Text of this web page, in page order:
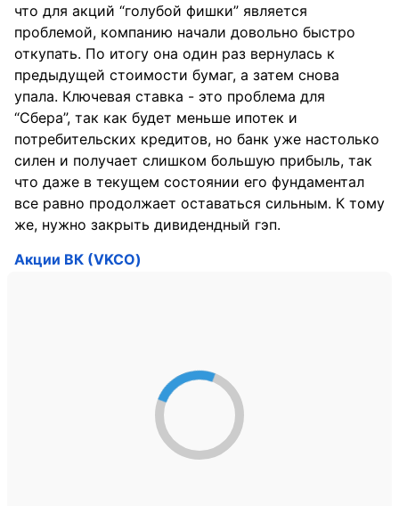
что для акций “голубой фишки” является
проблемой, компанию начали довольно быстро
откупать. По итогу она один раз вернулась к
предыдущей стоимости бумаг, а затем снова
упала. Ключевая ставка - это проблема для
“Сбера”, так как будет меньше ипотек и
потребительских кредитов, но банк уже настолько
силен и получает слишком большую прибыль, так
что даже в текущем состоянии его фундаментал
все равно продолжает оставаться сильным. К тому
же, нужно закрыть дивидендный гэп.
Акции ВК (VKCO)